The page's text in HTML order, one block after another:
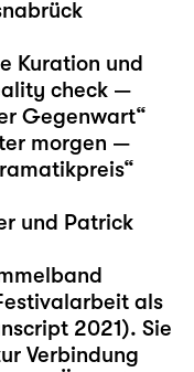
Kuration und
check —
Gegenwart“
morgen —
und Patrick
als
2021). Sie
Verbindung